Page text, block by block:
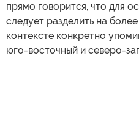
прямо говорится, что для
следует разделить на
контексте конкретно
юго-восточный и северо-